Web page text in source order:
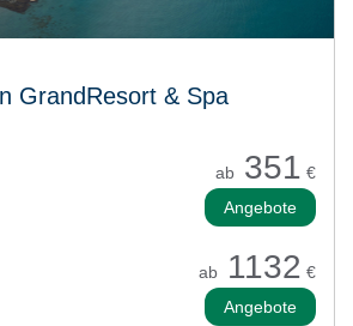
GrandResort & Spa
ab 351 €
Angebote
ab 1132 €
Angebote